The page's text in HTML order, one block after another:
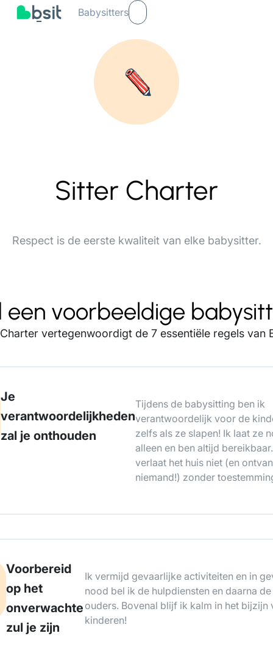
Babysitters
Sitter Charter
Respect is de eerste kwaliteit van elke babysitter.
een voorbeeldige
vertegenwoordigt de 7 essentiële regels van
Je
verantwoordelijkheden
zal je onthouden
Tijdens de babysitting ben ik
verantwoordelijk voor de
zelfs als ze slapen! Ik laat ze
alleen en ben altijd
verlaat het huis niet (en
niemand!) zonder
Voorbereid
op het
onverwachte
zul je zijn
Ik vermijd gevaarlijke activiteiten en in
nood bel ik de hulpdiensten en daarna de
ouders. Bovenal blijf ik kalm in het bijzijn
kinderen!